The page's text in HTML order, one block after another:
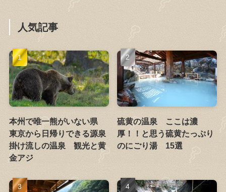
人気記事
本州で唯一熊がいない県
東京から日帰りできる源泉
掛け流しの温泉 観光と黄
金アジ
硫黄の温泉 ここは濃
厚！！と思う硫黄たっぷり
のにごり湯 15選